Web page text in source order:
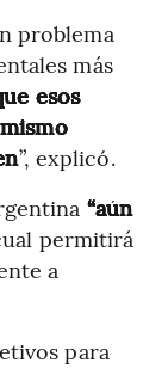
problema
más
esos
”, explicó.
“aún
permitirá
a
para